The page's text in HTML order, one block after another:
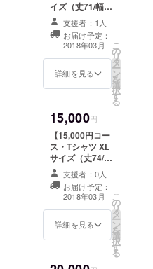
＋電エースポス
トカード（一本
木蛮描き下ろし
イラスト）
ギアラCD ＋電
エース×撃殺！宇
宙拳コラボオリ
ジナルTシャツ
(破李拳竜描き下
ろしイラスト)
《Tシャツサイ
ズ》 Ｌサイ
＋電エースポス
トカード（一本
木蛮描き下ろし
イラスト）
す。
入力例：
「エンドクレ
ジット名前掲載
希望・名前〇〇
〇〇」 ニッ
ものや公序良俗
に反するお
名前はお受けで
きません。
また会社名・団
体名はお断りさ
せていただきま
す。 ＋第四胃袋
ギアラCD ＋電
エース×撃殺！宇
宙拳コラボオリ
ジナルTシャツ
ろしイラスト)
を記載（希望者
のみ） ※リター
ン決済時画面に
「備考欄」がご
ざいますのでご
希望の方は 必ず
入力をお願いい
たしま
入力例：
「エンドクレ
ジット名前掲載
希望・名前〇〇
〇〇」 ニッ
クネームでもか
まいませんが著
作権を侵害する
ものや公序良俗
に反するお
イズ（丈71/幅
52.5/袖丈
20.5）】 本編
DVDを進呈 ＋特
別メイキング
DVD ＋着せ替え
DVDジャケット
先生による描き
下ろし） ＋電
エース特製ワッ
ペン ＋エンド
ロールにお名前
を記載（希望者
のみ） ※リター
ン決済時画面に
「備考欄」がご
ざいますのでご
希望の方は 必ず
入力をお願いい
す。
支援者：1人
お届け予定：
2018年03月
詳細を見る
こ
の
リ
タ
ー
ン
を
選
択
す
る
15,000円
【15,000円コー
ス・Tシャツ XL
サイズ（丈74/幅
55/袖丈21.5）】
本編DVDを進呈
＋特別メイキン
グDVD ＋着せ替
えDVDジャケッ
ト （クラウド
支援者：0人
お届け予定：
2018年03月
詳細を見る
こ
の
リ
タ
ー
ン
を
選
択
す
る